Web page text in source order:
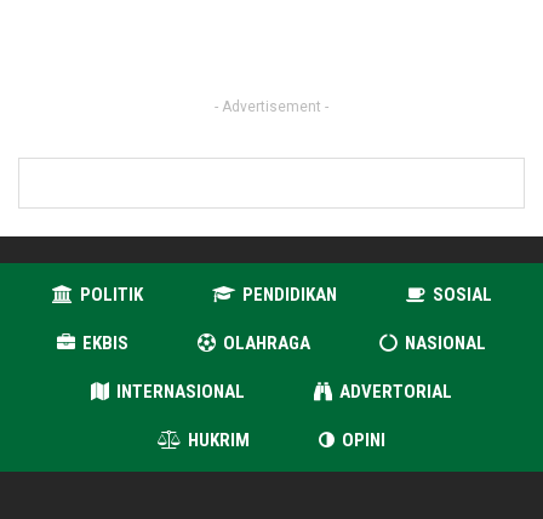
- Advertisement -
POLITIK PENDIDIKAN SOSIAL
EKBIS OLAHRAGA NASIONAL
INTERNASIONAL ADVERTORIAL
HUKRIM OPINI